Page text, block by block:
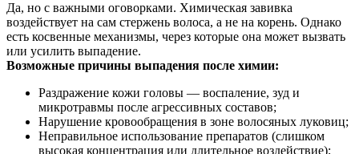
Да, но с важными оговорками. Химическая завивка
воздействует на сам стержень волоса, а не на корень. Однако
есть косвенные механизмы, через которые она может вызвать
или усилить выпадение.
Возможные причины выпадения после химии:
Раздражение кожи головы — воспаление, зуд и
микротравмы после агрессивных составов;
Нарушение кровообращения в зоне волосяных луковиц;
Неправильное использование препаратов (слишком
высокая концентрация или длительное воздействие);